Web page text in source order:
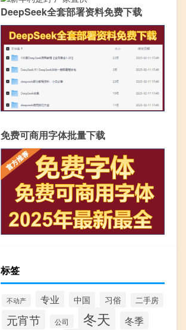
DeepSeek全套部署资料免费下载
免费可商用字体批量下载
标签
不动产 专业 中国 习俗 二手房
元宵节 公司 冬天 冬季